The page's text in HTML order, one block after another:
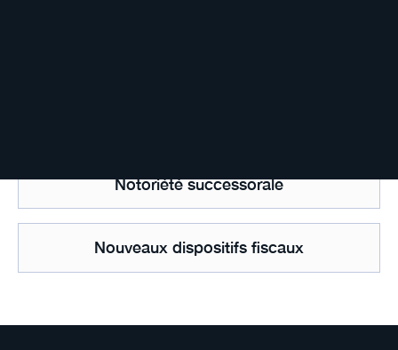
Notoriété successorale
Nouveaux dispositifs fiscaux